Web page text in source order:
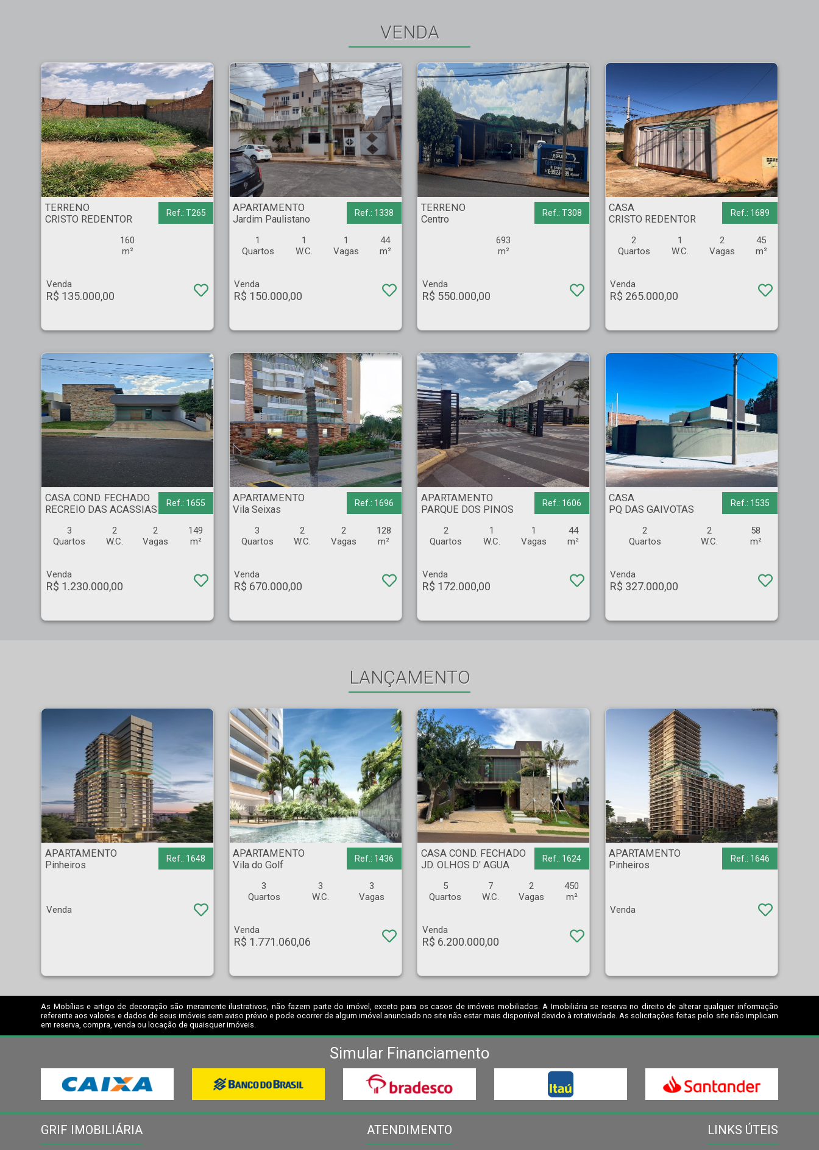
VENDA
TERRENO - CRISTO REDENTOR - Ribeirão Preto
TERRENO
CRISTO REDENTOR
Ref.: T265
160
m²
Venda
R$ 135.000,00
APARTAMENTO - Jardim Paulistano - Ribeirão Preto
APARTAMENTO
Jardim Paulistano
Ref.: 1338
1
Quartos
1
W.C.
1
Vagas
44
m²
Venda
R$ 150.000,00
TERRENO
Centro
Ref.: T308
693
m²
Venda
R$ 550.000,00
CASA - CRISTO REDENTOR - Ribeirão Preto
CASA
CRISTO REDENTOR
Ref.: 1689
2
Quartos
1
W.C.
2
Vagas
45
m²
Venda
R$ 265.000,00
CASA COND. FECHADO - RECREIO DAS ACASSIAS - Ribeirão Preto
CASA COND. FECHADO
RECREIO DAS ACASSIAS
Ref.: 1655
3
Quartos
2
W.C.
2
Vagas
149
m²
Venda
R$ 1.230.000,00
APARTAMENTO - Vila Seixas - Ribeirão Preto
APARTAMENTO
Vila Seixas
Ref.: 1696
3
Quartos
2
W.C.
2
Vagas
128
m²
Venda
R$ 670.000,00
APARTAMENTO - PARQUE DOS PINOS - Ribeirão Preto
APARTAMENTO
PARQUE DOS PINOS
Ref.: 1606
2
Quartos
1
W.C.
1
Vagas
44
m²
Venda
R$ 172.000,00
CASA - PQ DAS GAIVOTAS - Ribeirão Preto
CASA
PQ DAS GAIVOTAS
Ref.: 1535
2
Quartos
2
W.C.
58
m²
Venda
R$ 327.000,00
LANÇAMENTO
APARTAMENTO - Pinheiros - São Paulo
APARTAMENTO
Pinheiros
Ref.: 1648
Venda
APARTAMENTO - Vila do Golf - Ribeirão Preto
APARTAMENTO
Vila do Golf
Ref.: 1436
3
Quartos
3
W.C.
3
Vagas
Venda
R$ 1.771.060,06
CASA COND. FECHADO - JD. OLHOS D' AGUA - Ribeirão Preto
CASA COND. FECHADO
JD. OLHOS D' AGUA
Ref.: 1624
5
Quartos
7
W.C.
2
Vagas
450
m²
Venda
R$ 6.200.000,00
APARTAMENTO - Pinheiros - São Paulo
APARTAMENTO
Pinheiros
Ref.: 1646
Venda
As Mobílias e artigo de decoração são meramente ilustrativos, não fazem parte do imóvel, exceto para os casos de imóveis mobiliados. A Imobiliária se reserva no direito de alterar qualquer informação
referente aos valores e dados de seus imóveis sem aviso prévio e pode ocorrer de algum imóvel anunciado no site não estar mais disponível devido à rotatividade. As solicitações feitas pelo site não implicam
em reserva, compra, venda ou locação de quaisquer imóveis.
Simular Financiamento
GRIF IMOBILIÁRIA ATENDIMENTO LINKS ÚTEIS